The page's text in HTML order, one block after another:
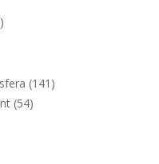
(141)
(54)